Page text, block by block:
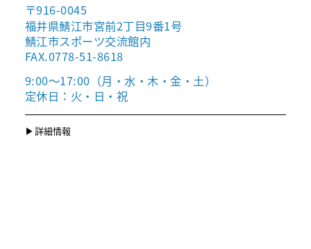
〒916-0045
福井県鯖江市宮前2丁目9番1号
鯖江市スポーツ交流館内
FAX.0778-51-8618
9:00〜17:00（月・水・木・金・土）
定休日：火・日・祝
詳細情報